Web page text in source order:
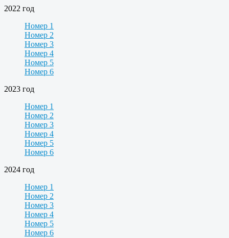
2022 год
Номер 1
Номер 2
Номер 3
Номер 4
Номер 5
Номер 6
2023 год
Номер 1
Номер 2
Номер 3
Номер 4
Номер 5
Номер 6
2024 год
Номер 1
Номер 2
Номер 3
Номер 4
Номер 5
Номер 6